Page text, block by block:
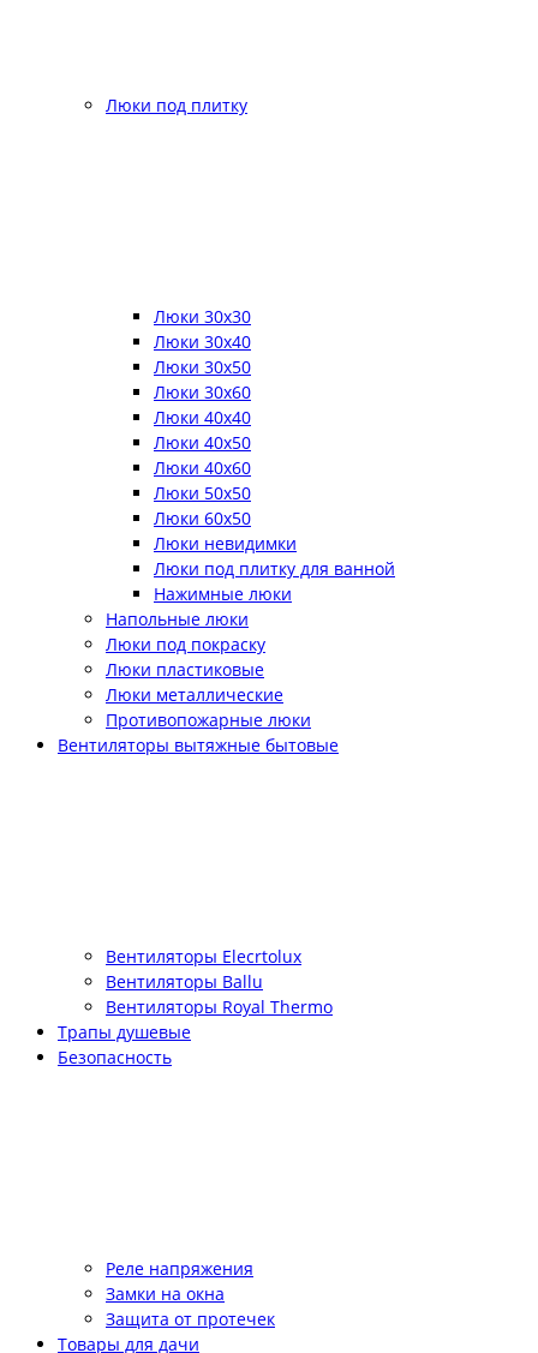
Люки под плитку
Люки 30x30
Люки 30x40
Люки 30x50
Люки 30x60
Люки 40x40
Люки 40x50
Люки 40x60
Люки 50x50
Люки 60x50
Люки невидимки
Люки под плитку для ванной
Нажимные люки
Напольные люки
Люки под покраску
Люки пластиковые
Люки металлические
Противопожарные люки
Вентиляторы вытяжные бытовые
Вентиляторы Elecrtolux
Вентиляторы Ballu
Вентиляторы Royal Thermo
Трапы душевые
Безопасность
Реле напряжения
Замки на окна
Защита от протечек
Товары для дачи